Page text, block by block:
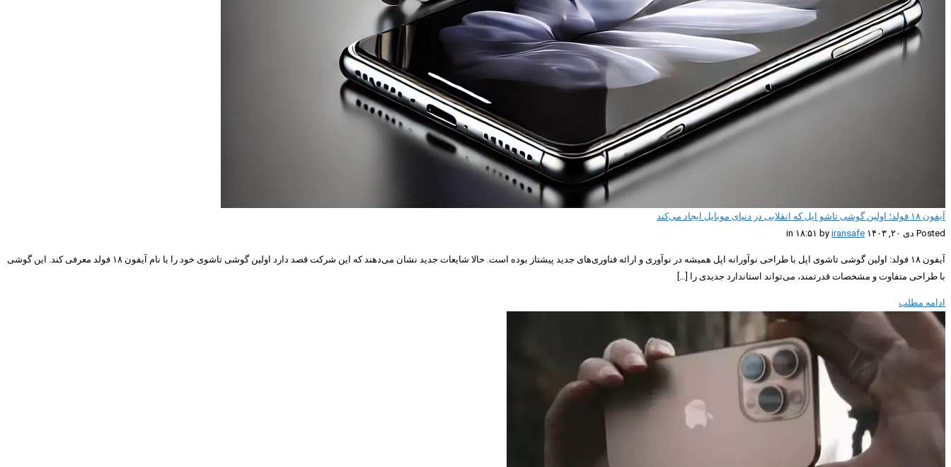
آیفون ۱۸ فولد؛ اولین گوشی تاشو اپل که انقلابی در دنیای موبایل ایجاد می‌کند
Posted دی ۲۰, ۱۴۰۳ in ۱۸:۵۱ by
iransafe
آیفون ۱۸ فولد: اولین گوشی تاشوی اپل با طراحی نوآورانه اپل همیشه در نوآوری و ارائه فناوری‌های جدید پیشتاز بوده است. حالا شایعات جدید نشان می‌دهند که این شرکت قصد دارد اولین گوشی تاشوی خود را با نام آیفون ۱۸ فولد معرفی کند. این گوشی
با طراحی متفاوت و مشخصات قدرتمند، می‌تواند استاندارد جدیدی را […]
ادامه مطلب